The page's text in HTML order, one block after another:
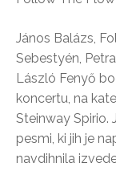
János Balázs,
Sebestyén,
László Fenyő
koncertu, na
Steinway Spirio.
pesmi, ki jih je
navdihnila